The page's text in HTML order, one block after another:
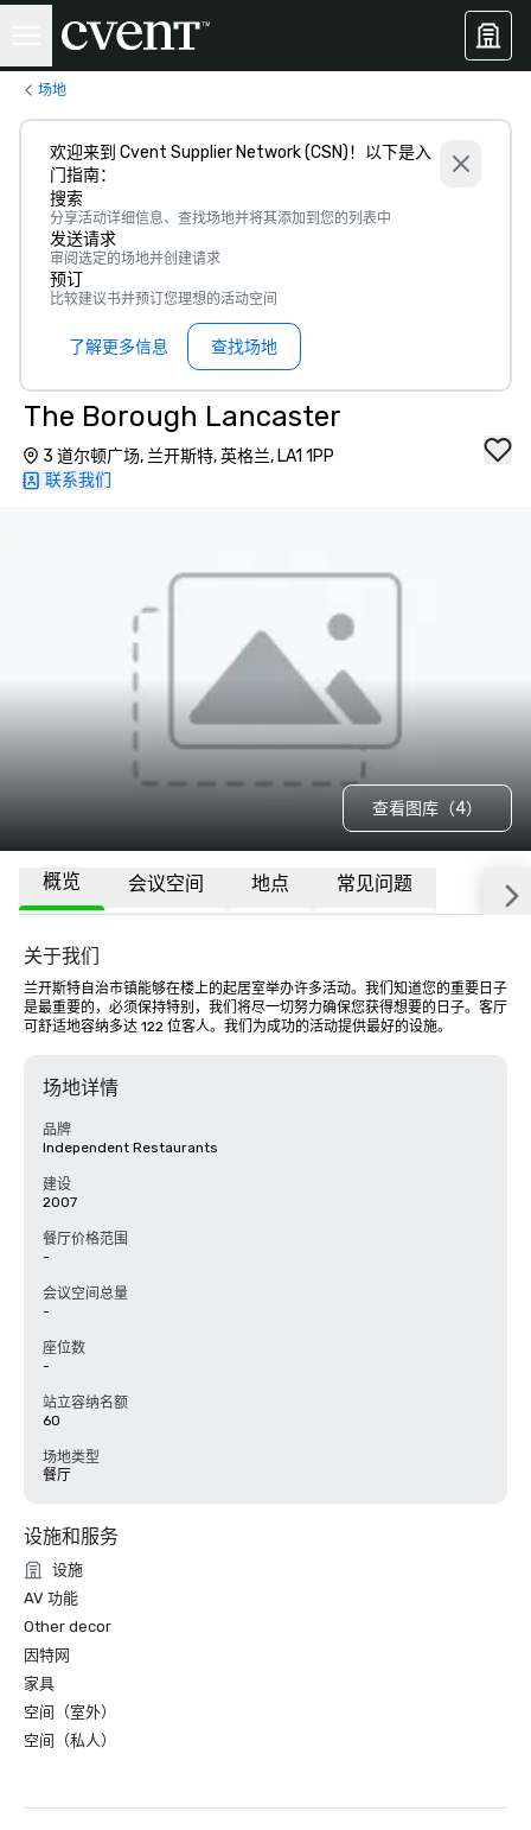
场地
欢迎来到 Cvent Supplier Network (CSN)！以下是入
门指南：
搜索
分享活动详细信息、查找场地并将其添加到您的列表中
发送请求
审阅选定的场地并创建请求
预订
比较建议书并预订您理想的活动空间
了解更多信息 查找场地
The Borough Lancaster
3 道尔顿广场, 兰开斯特, 英格兰, LA1 1PP
联系我们
查看图库（4）
概览 会议空间 地点 常见问题
关于我们
兰开斯特自治市镇能够在楼上的起居室举办许多活动。我们知道您的重要日子
是最重要的，必须保持特别，我们将尽一切努力确保您获得想要的日子。客厅
可舒适地容纳多达 122 位客人。我们为成功的活动提供最好的设施。
场地详情
品牌
Independent Restaurants
建设
2007
餐厅价格范围
-
会议空间总量
-
座位数
-
站立容纳名额
60
场地类型
餐厅
设施和服务
设施
AV 功能
Other decor
因特网
家具
空间（室外）
空间（私人）